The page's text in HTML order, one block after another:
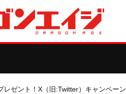
ゼント！X（旧:Twitter）キャンペーン